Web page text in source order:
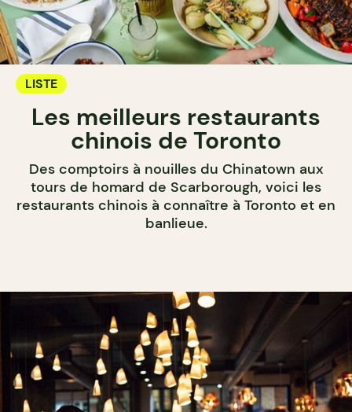
LISTE
Les meilleurs restaurants
chinois de Toronto
Des comptoirs à nouilles du Chinatown aux
tours de homard de Scarborough, voici les
restaurants chinois à connaître à Toronto et en
banlieue.